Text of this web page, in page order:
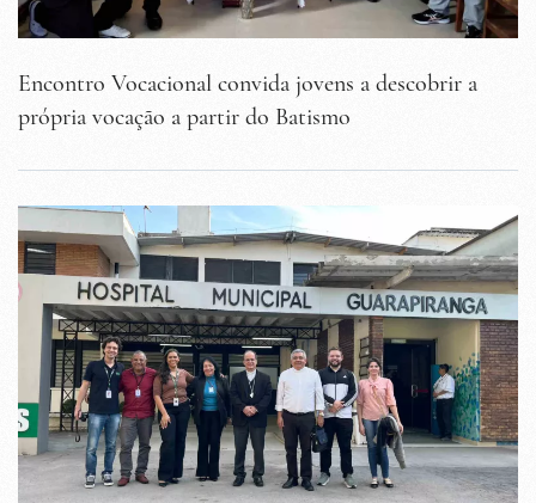
Encontro Vocacional convida jovens a descobrir a
própria vocação a partir do Batismo